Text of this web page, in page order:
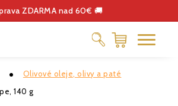
ZDARMA nad 60€ 🚚
ČOKOLÁDA
DELIKATESY
Olivové oleje, olivy a paté
140 g